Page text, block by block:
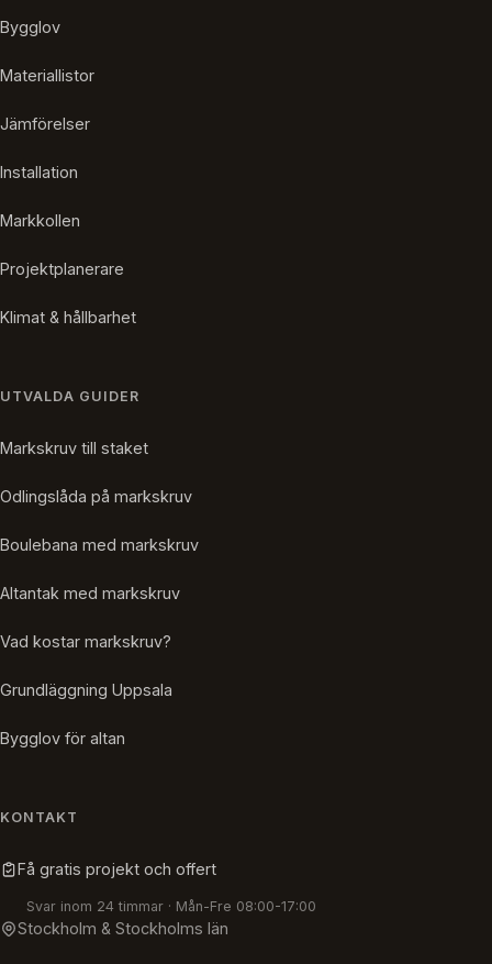
Bygglov
Materiallistor
Jämförelser
Installation
Markkollen
Projektplanerare
Klimat & hållbarhet
UTVALDA GUIDER
Markskruv till staket
Odlingslåda på markskruv
Boulebana med markskruv
Altantak med markskruv
Vad kostar markskruv?
Grundläggning Uppsala
Bygglov för altan
KONTAKT
Få gratis projekt och offert
Svar inom 24 timmar · Mån-Fre 08:00-17:00
Stockholm & Stockholms län